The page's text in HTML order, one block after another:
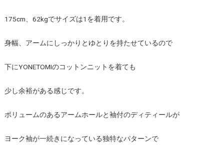
175cm、62kgでサイズは1を着用です。
身幅、アームにしっかりとゆとりを持たせているので
下にYONETOMIのコットンニットを着ても
少し余裕がある感じです。
ボリュームのあるアームホールと袖付のディティールが
ヨーク袖が一続きになっている独特なパターンで